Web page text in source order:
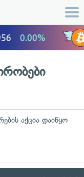
აქცია დაიწყო